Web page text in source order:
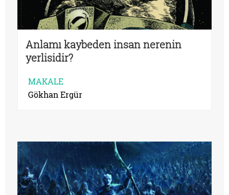
Anlamı kaybeden insan nerenin
yerlisidir?
MAKALE
Gökhan Ergür